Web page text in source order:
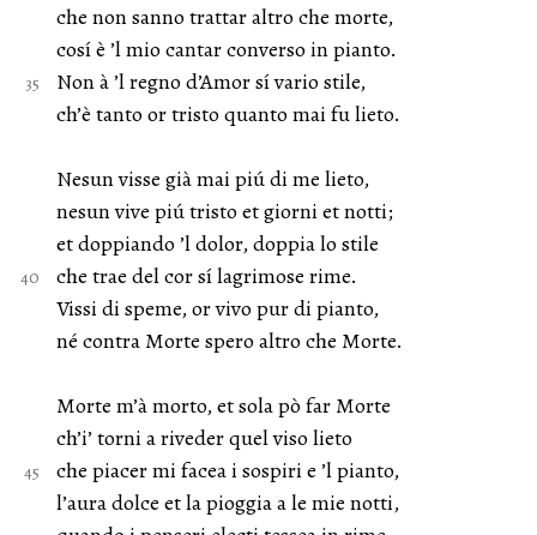
che non sanno trattar altro che morte,
cosí è ’l mio cantar converso in pianto.
Non à ’l regno d’Amor sí vario stile,
ch’è tanto or tristo quanto mai fu lieto.
Nesun visse già mai piú di me lieto,
nesun vive piú tristo et giorni et notti;
et doppiando ’l dolor, doppia lo stile
che trae del cor sí lagrimose rime.
Vissi di speme, or vivo pur di pianto,
né contra Morte spero altro che Morte.
Morte m’à morto, et sola pò far Morte
ch’i’ torni a riveder quel viso lieto
che piacer mi facea i sospiri e ’l pianto,
l’aura dolce et la pioggia a le mie notti,